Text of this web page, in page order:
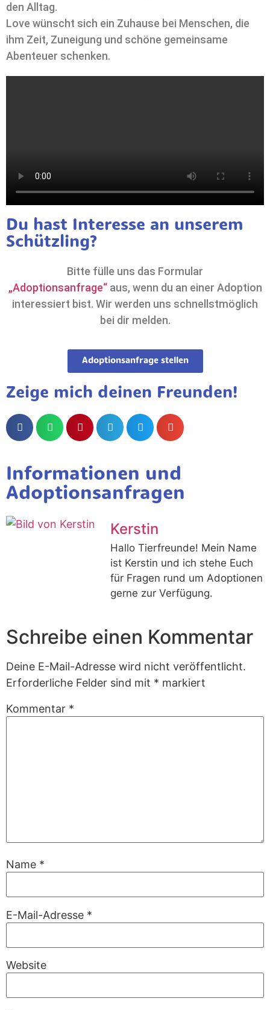
den Alltag.
Love wünscht sich ein Zuhause bei Menschen, die
ihm Zeit, Zuneigung und schöne gemeinsame
Abenteuer schenken.
Du hast Interesse an unserem
Schützling?
Bitte fülle uns das Formular
„Adoptionsanfrage“aus, wenn du an einer Adoption
interessiert bist. Wir werden uns schnellstmöglich
bei dir melden.
Adoptionsanfrage stellen
Zeige mich deinen Freunden!
Informationen und
Adoptionsanfragen
Kerstin
Hallo Tierfreunde! Mein Name
ist Kerstin und ich stehe Euch
für Fragen rund um Adoptionen
gerne zur Verfügung.
Schreibe einen Kommentar
Deine E-Mail-Adresse wird nicht veröffentlicht.
Erforderliche Felder sind mit * markiert
Kommentar *
Name *
E-Mail-Adresse *
Website